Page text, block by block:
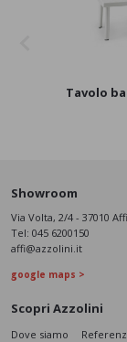
Tavolo
Showroom
Via Volta, 2/4 - 37010
Tel: 045 6200150
affi@azzolini.it
google maps >
Scopri Azzolini
Dove siamo